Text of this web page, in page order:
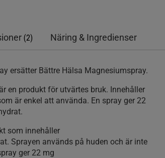
(2) Näring & Ingredienser
ersätter Bättre Hälsa Magnesiumspray.
en produkt för utvärtes bruk. Innehåller
är enkel att använda. En spray ger 22
som innehåller
Sprayen används på huden och är inte
ger 22 mg